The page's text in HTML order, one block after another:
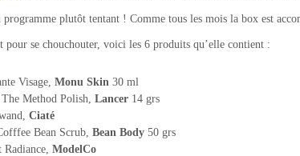
plutôt tentant ! Comme tous les mois la box est
pour se chouchouter, voici les 6 produits qu’elle contient :
Visage, Monu Skin 30 ml
Method Polish, Lancer 14 grs
Ciaté
Bean Scrub, Bean Body 50 grs
ModelCo